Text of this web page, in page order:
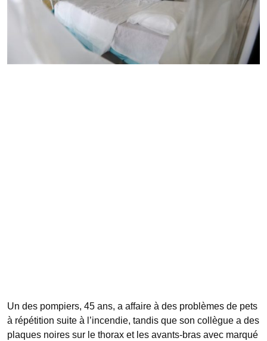
Un des pompiers, 45 ans, a affaire à des problèmes de pets
à répétition suite à l’incendie, tandis que son collègue a des
plaques noires sur le thorax et les avants-bras avec marqué